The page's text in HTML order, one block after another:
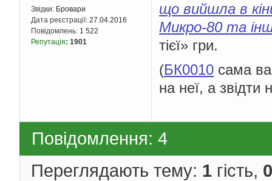
Звідки: Бровари
Дата реєстрації: 27.04.2016
Повідомлень: 1 522
Репутація: 1901
що вийшла в
Микро-80 та
тієї» гри.
(БК0010 сама
на неї, а звідти
Повідомлення: 4
Переглядають тему: 1 гість, 0